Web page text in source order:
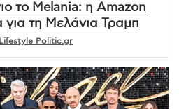
το Melania: η Amazon
για τη Μελάνια Τραμπ
Politic.gr